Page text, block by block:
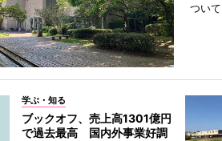
つい
学ぶ・知る
ブックオフ、売上高1301億円
で過去最高 国内外事業好調